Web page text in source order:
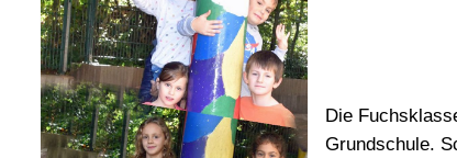
Die
Grundschule.